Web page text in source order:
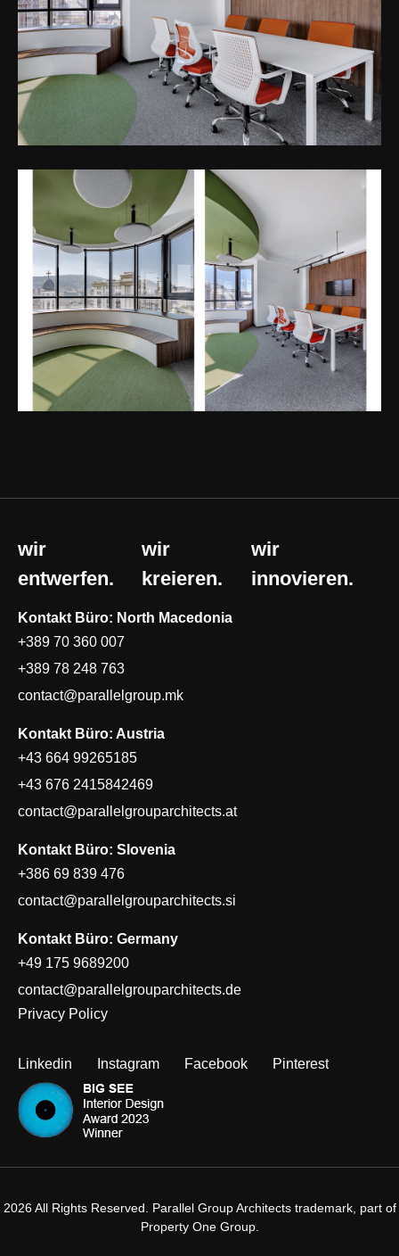
wir
entwerfen.
wir
kreieren.
wir
innovieren.
Kontakt Büro: North Macedonia
+389 70 360 007
+389 78 248 763
contact@parallelgroup.mk
Kontakt Büro: Austria
+43 664 99265185
+43 676 2415842469
contact@parallelgrouparchitects.at
Kontakt Büro: Slovenia
+386 69 839 476
contact@parallelgrouparchitects.si
Kontakt Büro: Germany
+49 175 9689200
contact@parallelgrouparchitects.de
Privacy Policy
Linkedin Instagram Facebook Pinterest
2026 All Rights Reserved. Parallel Group Architects trademark, part of
Property One Group.